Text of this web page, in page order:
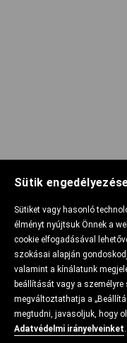
Sütik
Sütiket vagy hasonló
élményt nyújtsuk Önnek a
cookie elfogadásával
szokásai alapján
valamint a kínálatunk
beállítását vagy a
megváltoztathatja a
megtudni, javasoljuk, hogy
Adatvédelmi irányelveinket.